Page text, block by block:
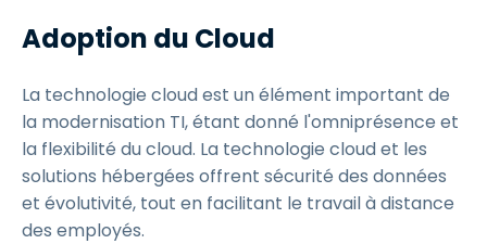
Adoption du Cloud
La technologie cloud est un élément important de
la modernisation TI, étant donné l'omniprésence et
la flexibilité du cloud. La technologie cloud et les
solutions hébergées offrent sécurité des données
et évolutivité, tout en facilitant le travail à distance
des employés.